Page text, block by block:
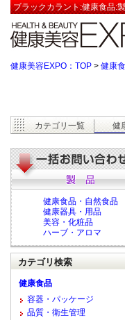
ブラックカラント:健康食品:
健康美容EXPO：TOP > 健康
カテゴリ一覧 健
健康食品・自然食品
健康器具・用品
美容・化粧品
ハーブ・アロマ
カテゴリ検索
健康食品
容器・パッケージ
品質・衛生管理